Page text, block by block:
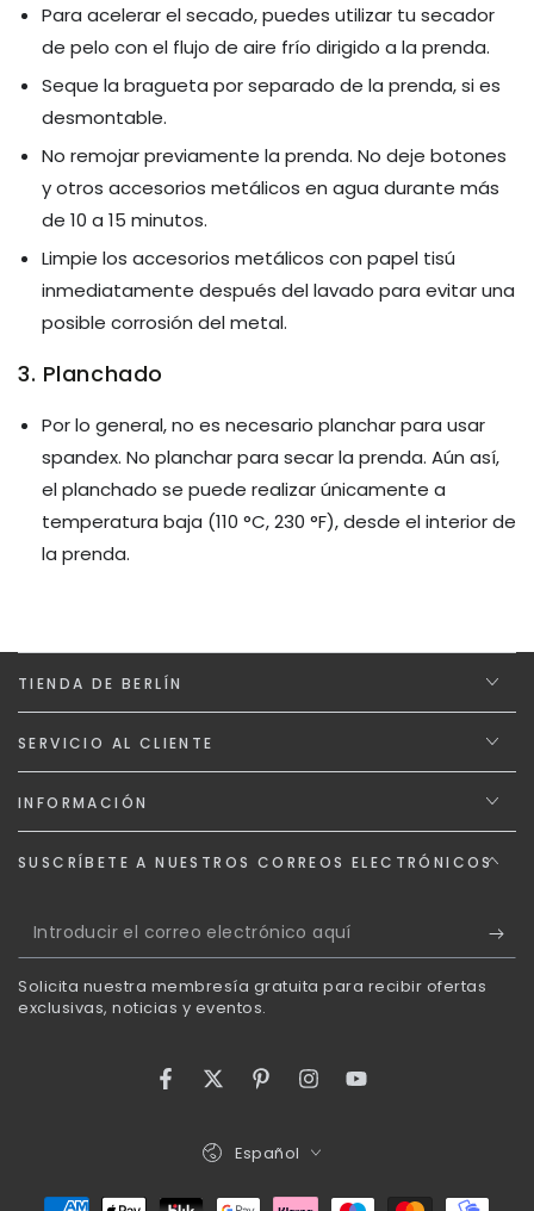
Para acelerar el secado, puedes utilizar tu secador
de pelo con el flujo de aire frío dirigido a la prenda.
Seque la bragueta por separado de la prenda, si es
desmontable.
No remojar previamente la prenda. No deje botones
y otros accesorios metálicos en agua durante más
de 10 a 15 minutos.
Limpie los accesorios metálicos con papel tisú
inmediatamente después del lavado para evitar una
posible corrosión del metal.
3. Planchado
Por lo general, no es necesario planchar para usar
spandex. No planchar para secar la prenda. Aún así,
el planchado se puede realizar únicamente a
temperatura baja (110 °C, 230 °F), desde el interior de
la prenda.
TIENDA DE BERLÍN
SERVICIO AL CLIENTE
INFORMACIÓN
SUSCRÍBETE A NUESTROS CORREOS ELECTRÓNICOS
Introducir
el
correo
Solicita nuestra membresía gratuita para recibir ofertas
exclusivas, noticias y eventos.
FacebookTwitterPinterestInstagramYouTube
Idioma
Español